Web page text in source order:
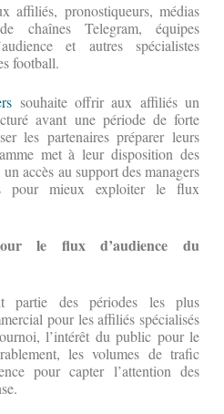
affiliés, pronostiqueurs, médias
chaînes Telegram, équipes
et autres spécialistes
football.
souhaite offrir aux affiliés un
avant une période de forte
les partenaires préparer leurs
met à leur disposition des
accès au support des managers
pour mieux exploiter le flux
le flux d’audience du
des périodes les plus
pour les affiliés spécialisés
l’intérêt du public pour le
les volumes de trafic
pour capter l’attention des